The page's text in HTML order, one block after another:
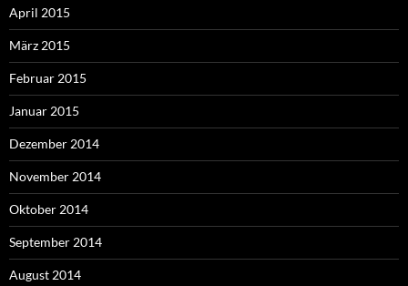
April 2015
März 2015
Februar 2015
Januar 2015
Dezember 2014
November 2014
Oktober 2014
September 2014
August 2014